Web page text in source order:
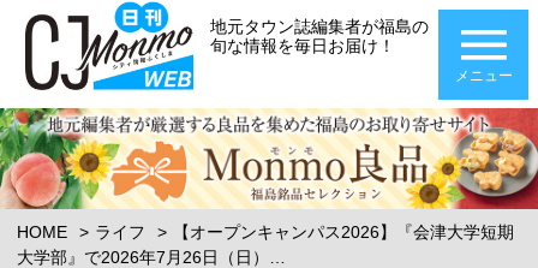
地元タウン誌編集者が福島の
旬な情報を毎日お届け！
メニュー
HOME ライフ
【オープンキャンパス2026】『会津大学短期
大学部』で2026年7月26日（日）…